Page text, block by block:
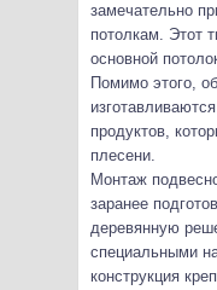
замечательно
потолкам. Этот
основной
Помимо этого,
продуктов,
плесени.
Монтаж
заранее
деревянную
специальными
конструкция